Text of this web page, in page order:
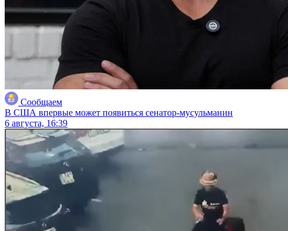
Сообщаем
В США впервые может появиться сенатор-мусульманин
6 августа, 16:39